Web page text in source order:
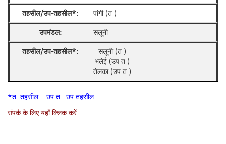
पांगी (त )
सलूनी
सलूनी (त )
भलेई (उप त )
तेलका (उप त )
*त: तहसील उप त : उप तहसील
संपर्क के लिए यहाँ क्लिक करें